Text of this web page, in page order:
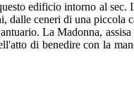
edificio intorno al sec.
ceneri di una piccola
La Madonna,
di benedire con la